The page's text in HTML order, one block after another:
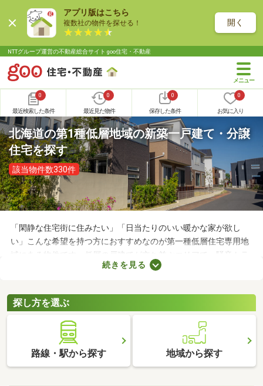
アプリ版はこちら
複数社の物件を探せる！ 開く
NTTグループ運営の不動産総合サイト goo住宅・不動産
0
最近検索した条件
0
最近見た物件
0
保存した条件
0
お気に入り
北海道の第1種低層地域の新築一戸建て・分譲
住宅を探す
該当物件数330件
「閑静な住宅街に住みたい」「日当たりのいい暖かな家が欲し
い」こんな希望を持つ方におすすめなのが第一種低層住宅専用地
域にある物件です。低層の戸建てが立ち並ぶエリアで、騒音トラ
ブルが少ない・住みやすい・高層の建物によって日光が遮断され
住居専用地域の新築一戸建てを紹介します。
続きを見る
探し方を選ぶ
路線・駅から探す 地域から探す